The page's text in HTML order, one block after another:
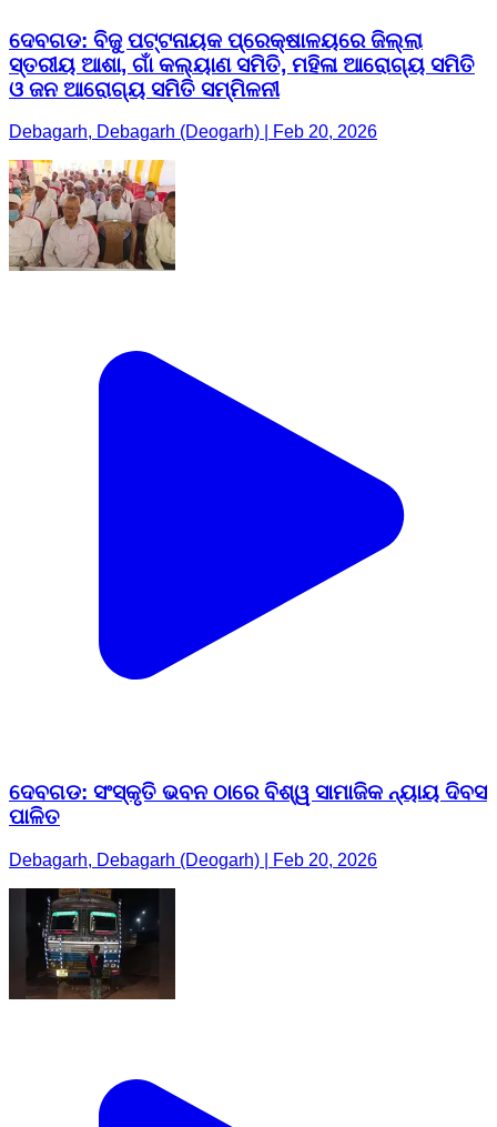
ଦେବଗଡ: ବିଜୁ ପଟ୍ଟନାୟକ ପ୍ରେକ୍ଷାଳୟରେ ଜିଲ୍ଲା
ସ୍ତରୀୟ ଆଶା, ଗାଁ କଲ୍ୟାଣ ସମିତି, ମହିଳା ଆରୋଗ୍ୟ ସମିତି
ଓ ଜନ ଆରୋଗ୍ୟ ସମିତି ସମ୍ମିଳନୀ
Debagarh, Debagarh (Deogarh) | Feb 20, 2026
ଦେବଗଡ: ସଂସ୍କୃତି ଭବନ ଠାରେ ବିଶ୍ୱ ସାମାଜିକ ନ୍ୟାୟ ଦିବସ
ପାଳିତ
Debagarh, Debagarh (Deogarh) | Feb 20, 2026